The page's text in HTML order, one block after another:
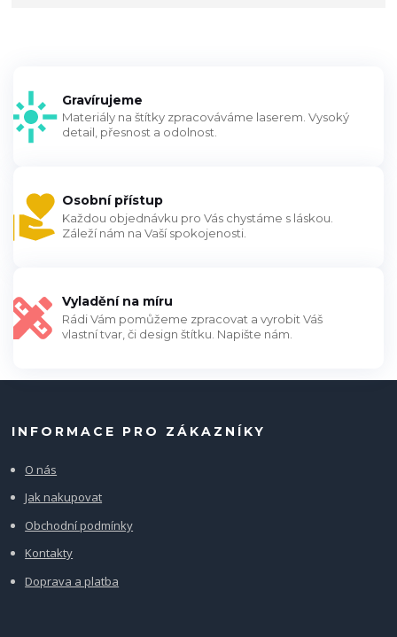
Gravírujeme
Materiály na štítky zpracováváme laserem. Vysoký
detail, přesnost a odolnost.
Osobní přístup
Každou objednávku pro Vás chystáme s láskou.
Záleží nám na Vaší spokojenosti.
Vyladění na míru
Rádi Vám pomůžeme zpracovat a vyrobit Váš
vlastní tvar, či design štítku. Napište nám.
INFORMACE PRO ZÁKAZNÍKY
O nás
Jak nakupovat
Obchodní podmínky
Kontakty
Doprava a platba